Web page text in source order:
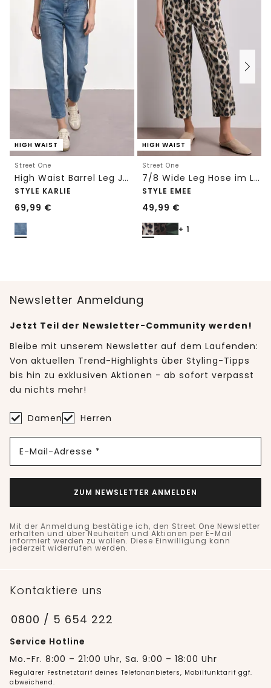
HIGH WAIST
Street One
High Waist Barrel Leg Jeans im Loose Fit
STYLE KARLIE
69,99 €
HIGH WAIST
Street One
7/8 Wide Leg Hose im Loose Fit mit Print
STYLE EMEE
49,99 €
+ 1
Newsletter Anmeldung
Jetzt Teil der Newsletter-Community werden!
Bleibe mit unserem Newsletter auf dem Laufenden:
Von aktuellen Trend-Highlights über Styling-Tipps
bis hin zu exklusiven Aktionen - ab sofort verpasst
du nichts mehr!
Damen Herren
E-Mail-Adresse *
ZUM NEWSLETTER ANMELDEN
Mit der Anmeldung bestätige ich, den Street One Newsletter
erhalten und über Neuheiten und Aktionen per E-Mail
informiert werden zu wollen. Diese Einwilligung kann
jederzeit widerrufen werden.
Kontaktiere uns
0800 / 5 654 222
Service Hotline
Mo.-Fr. 8:00 – 21:00 Uhr, Sa. 9:00 – 18:00 Uhr
Regulärer Festnetztarif deines Telefonanbieters, Mobilfunktarif ggf.
abweichend.